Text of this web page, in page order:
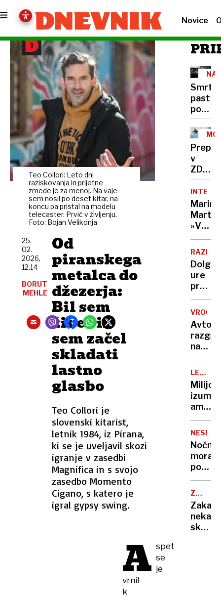
Novice
Teo Collori: Leto dni
raziskovanja in prijetne
zmede je za menoj. Na vaje
sem nosil po deset kitar, na
koncu pa pristal na modelu
telecaster. Prvič v življenju.
Foto: Bojan Velikonja
Od
piranskega
metalca do
džezerja:
Bil sem
živec in
sem začel
skladati
lastno
glasbo
Teo Collori je
slovenski kitarist,
letnik 1984, iz Pirana,
ki se je uveljavil skozi
igranje v zasedbi
Magnifica in s svojo
zasedbo Momento
Cigano, s katero je
igral gypsy swing.
25.
02.
2026,
12.14
BORUT
MEHLE
A spet
se
je
vrnil
k
NA
past
pod
400
mrtvih
na
leto,
rešitev
a je
v
Evropi
še ni
v
ZDA:
Putin
bi
lahko
Nato,
tarče
Marina
»V
eni
roki
nosiš
žalost,
v
drugi
Dolge
ure
pred
To je
ena
navad
za
vaše
Avto,
na
soncu?
S
tem
15-
trikom
ga
boste
ohladili
hitreje
kot
klimo
KUHARJI
ko je
zavpil
so
prijeli
za
Nočna
mora
noči:
zakaj
v
vročini
NASVET
Zakaj
skoraj